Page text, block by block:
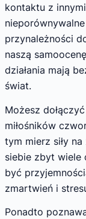
kontaktu z
przynależności
naszą
działania mają
świat.
Możesz
miłośników
tym mierz siły
siebie zbyt wiele
być
zmartwień i
Ponadto